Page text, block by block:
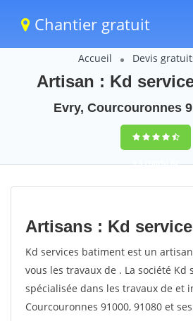
Chantier gratuit
Accueil Devis
Artisan : Kd
Evry, Courcouronnes
9,5(100%)82
votes
Artisans : Kd
Kd services batiment est un
vous les travaux de . La société
spécialisée dans les travaux de et
Courcouronnes 91000, 91080 et